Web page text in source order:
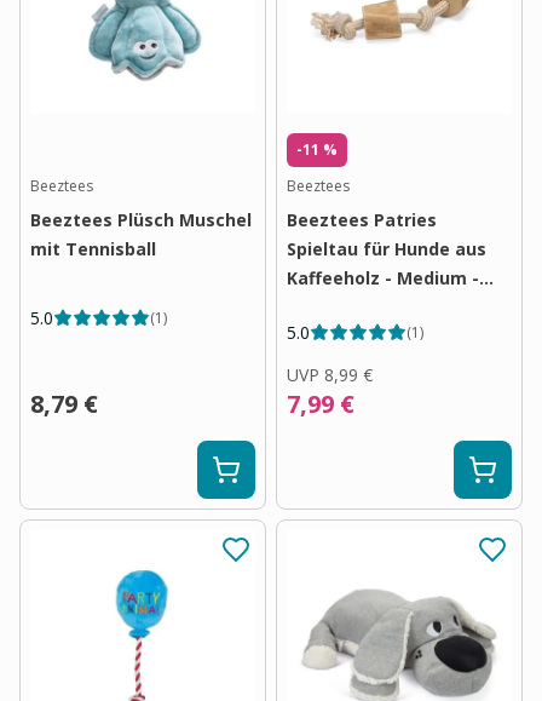
Beeztees
Beeztees Plüsch Muschel
mit Tennisball
5.0 (1)
8,79 €
-11 %
Beeztees
Beeztees Patries
Spieltau für Hunde aus
Kaffeeholz - Medium -
5.0
(1)
UVP 8,99 €
7,99 €